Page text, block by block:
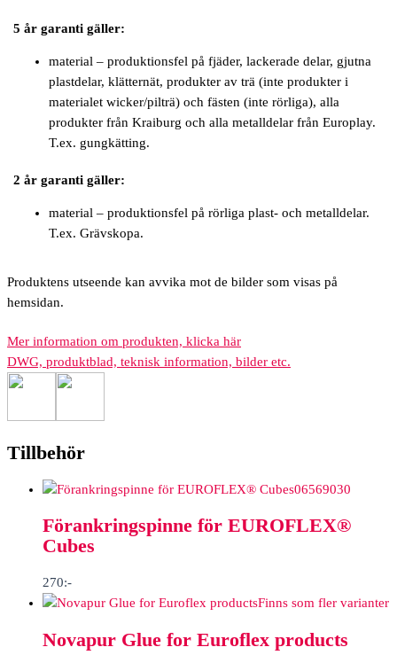
5 år garanti gäller:
material – produktionsfel på fjäder, lackerade delar, gjutna
plastdelar, klätternät, produkter av trä (inte produkter i
materialet wicker/pilträ) och fästen (inte rörliga), alla
produkter från Kraiburg och alla metalldelar från Europlay.
T.ex. gungkätting.
2 år garanti gäller:
material – produktionsfel på rörliga plast- och metalldelar.
T.ex. Grävskopa.
Produktens utseende kan avvika mot de bilder som visas på
hemsidan.
Mer information om produkten, klicka här
DWG, produktblad, teknisk information, bilder etc.
Tillbehör
06569030
Förankringspinne för EUROFLEX®
Cubes
270:-
Finns som fler varianter
Novapur Glue for Euroflex products